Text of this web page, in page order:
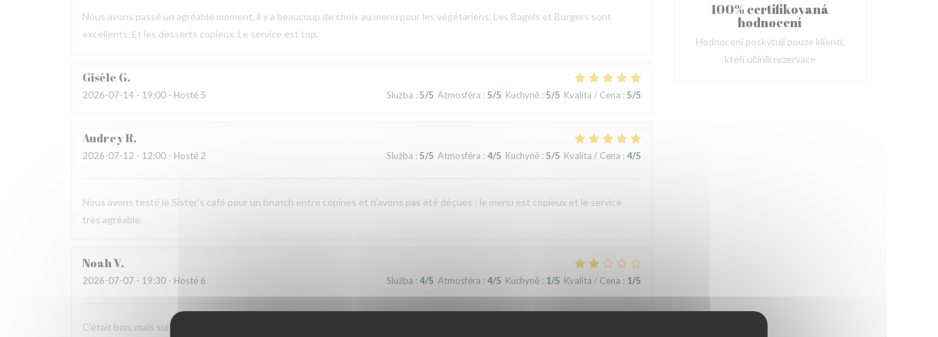
Nous avons passé un agréable moment, il y a beaucoup de choix au menu pour les végétariens. Les Bagels et Burgers sont
excellents. Et les desserts copieux. Le service est top.
Gisèle G
2026-07-14 - 19:00 - Hosté 5 Služba : 5/5 Atmosféra : 5/5 Kuchyně: 5/5 Kvalita / Cena : 5/5
AudreyR
2026-07-12 - 12:00 - Hosté 2 Služba : 5/5 Atmosféra : 4/5 Kuchyně: 5/5 Kvalita / Cena : 4/5
Nous avons testé le Sister's café pour un brunch entre copines et n'avons pas été déçues : le menu est copieux et le service
très agréable.
NoahV
2026-07-07 - 19:30 - Hosté 6 Služba : 4/5 Atmosféra : 4/5 Kuchyně: 1/5 Kvalita / Cena : 1/5
C’était bon, mais suite à la soirée j’ai fait une violente indigestion qui a nécessité un lavement. C’est sûrement dû à la viande et
100% certifikovaná
hodnocení
Hodnocení poskytují pouze klienti,
kteří učinili rezervace